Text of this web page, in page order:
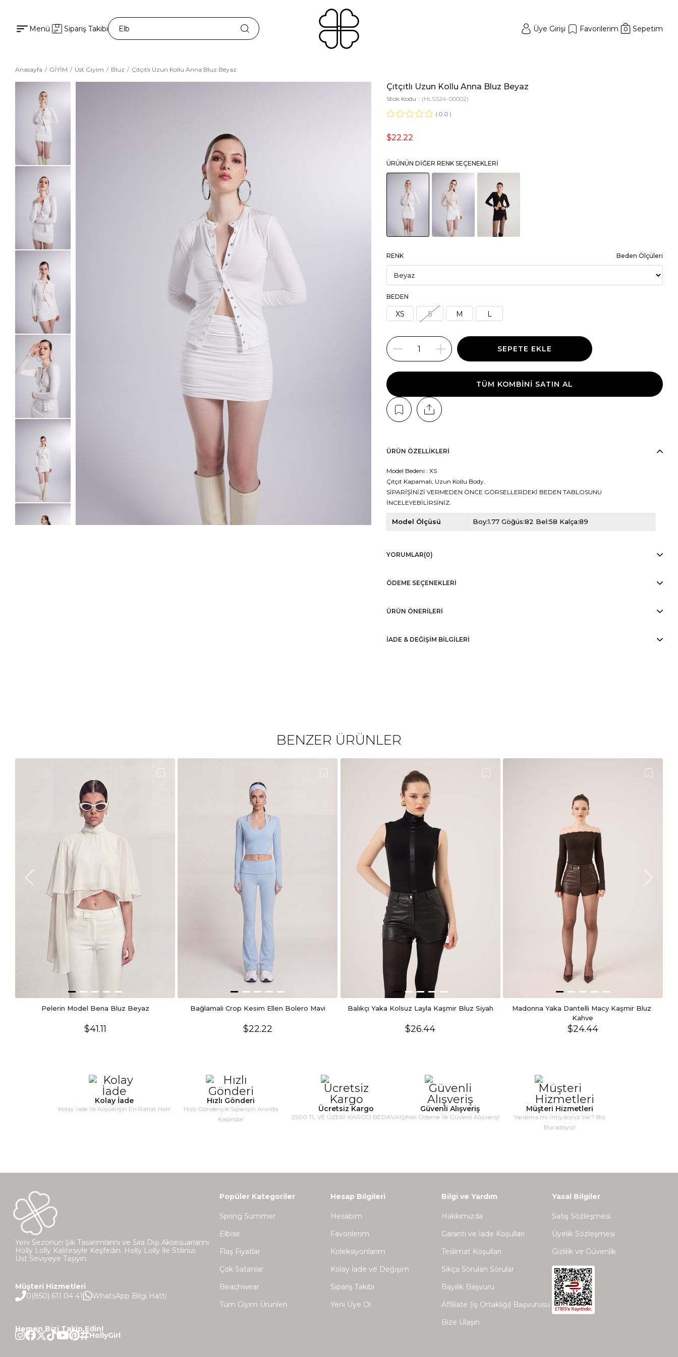
Menü Sipariş Takibi Üye Girişi Favorilerim Sepetim
0
Anasayfa GİYİM Üst Giyim Bluz Çıtçıtlı Uzun Kollu Anna Bluz Beyaz
Çıtçıtlı Uzun Kollu Anna Bluz Beyaz
Stok Kodu
(HLSS24-00002)
0.0
$22.22
ÜRÜNÜN DIĞER RENK SEÇENEKLERI
RENK
BEDEN
XS S M L
Beden Ölçüleri
TÜM KOMBINI SATIN AL
ÜRÜN ÖZELLIKLERI
Model Bedeni : XS
Çıtçıt Kapamalı, Uzun Kollu Body.
SİPARİŞİNİZİ VERMEDEN ÖNCE GÖRSELLERDEKİ BEDEN TABLOSUNU
İNCELEYEBİLİRSİNİZ.
Model Ölçüsü Boy:1.77 Göğüs:82 Bel:58 Kalça:89
YORUMLAR(0)
ÖDEME SEÇENEKLERI
ÜRÜN ÖNERILERI
İADE & DEĞİŞİM BİLGİLERİ
BENZER ÜRÜNLER
Pelerin Model Bena Bluz Beyaz
$41.11
Bağlamalı Crop Kesim Ellen Bolero Mavi
$22.22
Balıkçı Yaka Kolsuz Layla Kaşmir Bluz Siyah
$26.44
Madonna Yaka Dantelli Macy Kaşmir Bluz
Kahve
$24.44
Kolay İade
Kolay İade İle Alışverişin En Rahat Hali!
Hızlı Gönderi
Hızlı Gönderiyle Siparişin Anında
Kapında!
Ücretsiz Kargo
2500 TL VE ÜZERİ KARGO BEDAVA!
Güvenli Alışveriş
Şifreli Ödeme İle Güvenli Alışveriş!
Müşteri Hizmetleri
Yardıma mı İhtiyacınız Var? Biz
Buradayız!
Yeni Sezonun Şık Tasarımlarını ve Sıra Dışı Aksesuarlarını
Holly Lolly Kalitesiyle Keşfedin. Holly Lolly İle Stilinizi
Üst Seviyeye Taşıyın.
Müşteri Hizmetleri
0(850) 611 04 41
WhatsApp Bilgi Hattı
Hemen Bizi Takip Edin!
Popüler Kategoriler
Spring Summer
Elbise
Flaş Fiyatlar
Çok Satanlar
Beachwear
Tüm Giyim Ürünleri
Hesap Bilgileri
Hesabım
Favorilerim
Koleksiyonlarım
Kolay İade ve Değişim
Sipariş Takibi
Yeni Üye Ol
Bilgi ve Yardım
Hakkımızda
Garanti ve İade Koşulları
Teslimat Koşulları
Sıkça Sorulan Sorular
Bayilik Başvuru
Affiliate (İş Ortaklığı) Başvurusu
Bize Ulaşın
Yasal Bilgiler
Satış Sözleşmesi
Üyelik Sözleşmesi
Gizlilik ve Güvenlik